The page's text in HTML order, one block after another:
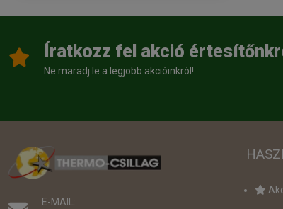
Íratkozz fel akció
Ne maradj le a legjobb akcióinkról!
E-MAIL: